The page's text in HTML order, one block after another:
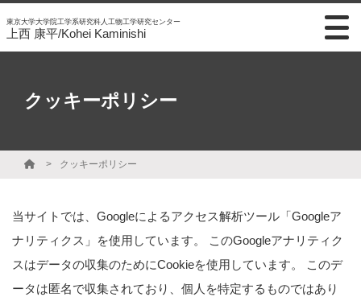
東京大学大学院工学系研究科人工物工学研究センター
上西 康平/Kohei Kaminishi
クッキーポリシー
クッキーポリシー
当サイトでは、Googleによるアクセス解析ツール「Googleア
ナリティクス」を使用しています。 このGoogleアナリティク
スはデータの収集のためにCookieを使用しています。 このデ
ータは匿名で収集されており、個人を特定するものではあり